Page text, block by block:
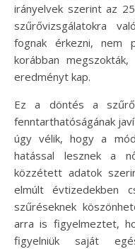
irányelvek szerint az
szűrővizsgálatokra
fognak érkezni, nem
korábban
eredményt kap.
Ez a döntés a
fenntarthatóságának
úgy vélik, hogy a
hatással lesznek a
közzétett adatok
elmúlt évtizedekben
szűréseknek
arra is figyelmeztet,
figyelniük saját